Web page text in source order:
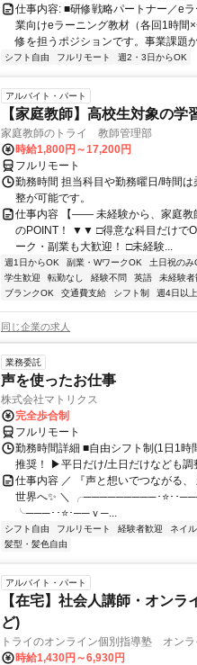
仕事内容: ■研修戦略パートナー／e
業向けeラーニング教材（各回1時間
修を担うポジションです。事業課題
シフト自由 フルリモート 週2・3日からOK
アルバイト・パート
【家庭教師】高校生対象の
家庭教師のトライ 教師管理部
時給1,800円～17,200円
フルリモート
勤務時間 担当科目や勤務曜日/時間
整が可能です。
仕事内容 【―― 未経験から、家庭
のPOINT！ ▼▼ □得意な科目だけで
ーク・副業も大歓迎！ □未経験...
週1日からOK 副業・WワークOK 土日祝のみ
学生歓迎
転勤なし 経験不問 英語 未経験者
ブランクOK
交通費支給 シフト制 週4日以
同じ企業の求人
業務委託
声を使ったお仕事
株式会社マトリクス
完全歩合制
フルリモート
勤務時間詳細 ■自由シフト制(1日1
推奨！ ▶平日だけ/土日だけなども
仕事内容 ／ 『声と想いでつながる
世界へ✨ ＼ ╭─────────･⭐･･
╰───･･⭐･──ｖ─...
シフト自由 フルリモート 経験者歓迎 ネイ
髪型・髪色自由
アルバイト・パート
【在宅】社会人講師・オン
ど)
トライのオンライン個別指導塾 オン
時給1,430円～6,930円